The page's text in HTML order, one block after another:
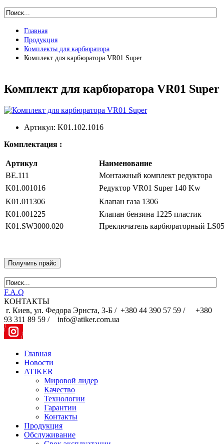
Главная
Продукция
Комплекты для карбюратора
Комплект для карбюратора VR01 Super
Комплект для карбюратора VR01 Super
Артикул: K01.102.1016
Комплектация :
Артикул
Наименование
BE.111
Монтажный комплект редуктора
K01.001016
Редуктор VR01 Super 140 Kw
K01.011306
Клапан газа 1306
K01.001225
Клапан бензина 1225 пластик
K01.SW3000.020
Преключатель карбюраторный
Получить прайс
F.A.Q
КОНТАКТЫ
г. Киев, ул. Федора Эрнста, 3-Б / +380 44 390 57 59 /
+380
93 311 89 59 / info@atiker.com.ua
Главная
Новости
ATIKER
Мировой лидер
Качество
Технологии
Гарантии
Контакты
Продукция
Обслуживание